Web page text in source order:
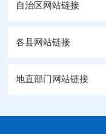
自治区网站链接
各县网站链接
地直部门网站链接